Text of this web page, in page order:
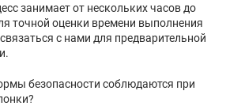
занимает от нескольких часов до
точной оценки времени выполнения
с нами для предварительной
безопасности соблюдаются при